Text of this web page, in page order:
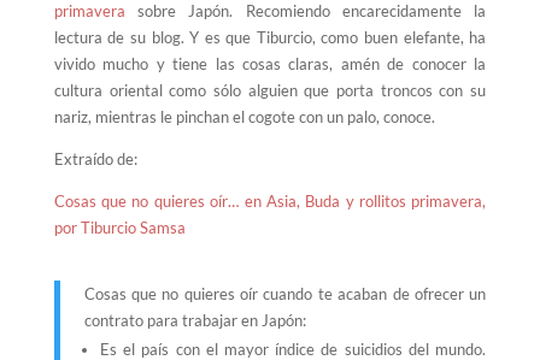
primavera sobre Japón. Recomiendo encarecidamente la
lectura de su blog.Y es que Tiburcio, como buen elefante, ha
vivido mucho y tiene las cosas claras, amén de conocer la
cultura oriental como sólo alguien que porta troncos con su
nariz, mientras le pinchan el cogote con un palo, conoce.
Extraído de:
Cosas que no quieres oír… en Asia, Buda y rollitos primavera,
por Tiburcio Samsa
Cosas que no quieres oír cuando te acaban de ofrecer un
contrato para trabajar en Japón:
Es el país con el mayor índice de suicidios del mundo.